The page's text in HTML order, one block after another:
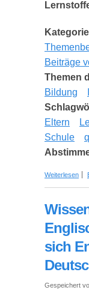
Beiträge
Themen
Bildung
Eltern
Schule
Weiterlesen
sich
Gespeichert